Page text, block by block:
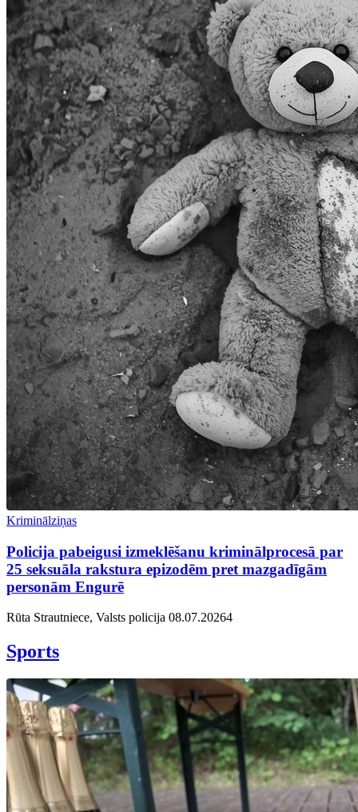
Kriminālziņas
Policija pabeigusi izmeklēšanu kriminālprocesā par
25 seksuāla rakstura epizodēm pret mazgadīgām
personām Engurē
Rūta Strautniece, Valsts policija 08.07.20264
Sports